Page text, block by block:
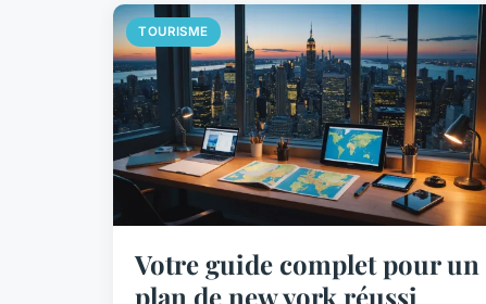
TOURISME
Votre guide complet pour un
plan de new york réussi